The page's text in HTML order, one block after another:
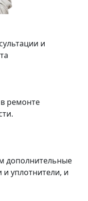
и
ремонте
дополнительные
и уплотнители, и